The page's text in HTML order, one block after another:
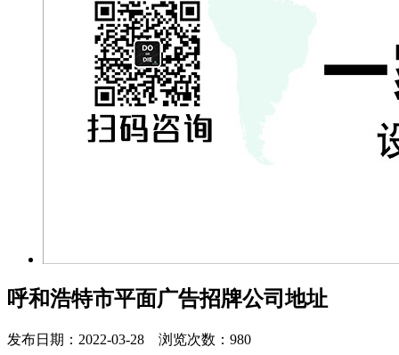
呼和浩特市平面广告招牌公司地址
发布日期：2022-03-28 浏览次数：980